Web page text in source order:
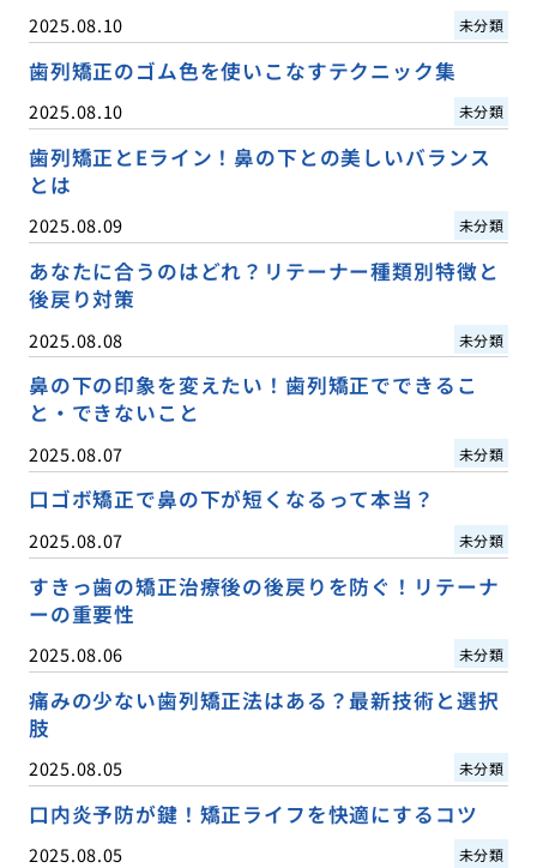
2025.08.10 未分類
歯列矯正のゴム色を使いこなすテクニック集
2025.08.10 未分類
歯列矯正とEライン！鼻の下との美しいバランス
とは
2025.08.09 未分類
あなたに合うのはどれ？リテーナー種類別特徴と
後戻り対策
2025.08.08 未分類
鼻の下の印象を変えたい！歯列矯正でできるこ
と・できないこと
2025.08.07 未分類
口ゴボ矯正で鼻の下が短くなるって本当？
2025.08.07 未分類
すきっ歯の矯正治療後の後戻りを防ぐ！リテーナ
ーの重要性
2025.08.06 未分類
痛みの少ない歯列矯正法はある？最新技術と選択
肢
2025.08.05 未分類
口内炎予防が鍵！矯正ライフを快適にするコツ
2025.08.05 未分類